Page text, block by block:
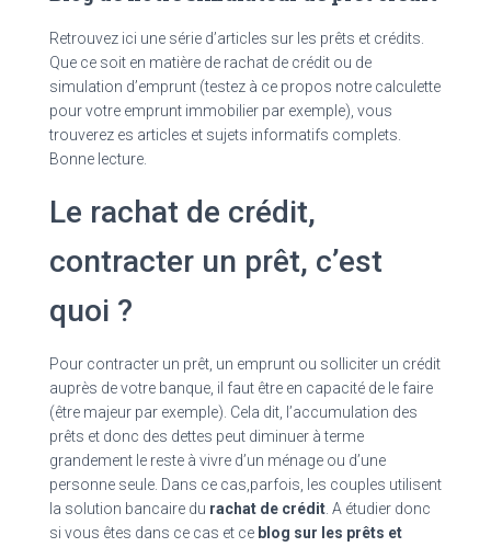
Retrouvez ici une série d’articles sur les prêts et crédits.
Que ce soit en matière de rachat de crédit ou de
simulation d’emprunt (testez à ce propos notre calculette
pour votre emprunt immobilier par exemple), vous
trouverez es articles et sujets informatifs complets.
Bonne lecture.
Le rachat de crédit,
contracter un prêt, c’est
quoi ?
Pour contracter un prêt, un emprunt ou solliciter un crédit
auprès de votre banque, il faut être en capacité de le faire
(être majeur par exemple). Cela dit, l’accumulation des
prêts et donc des dettes peut diminuer à terme
grandement le reste à vivre d’un ménage ou d’une
personne seule. Dans ce cas,parfois, les couples utilisent
la solution bancaire du rachat de crédit . A étudier donc
si vous êtes dans ce cas et ce blog sur les prêts et